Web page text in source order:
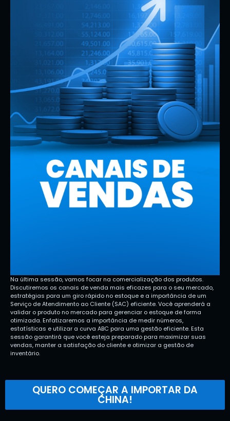
Na última sessão, vamos focar na comercialização dos produtos.
Discutiremos os canais de venda mais eficazes para o seu mercado,
estratégias para um giro rápido no estoque e a importância de um
Serviço de Atendimento ao Cliente (SAC) eficiente. Você aprenderá a
validar o produto no mercado para gerenciar o estoque de forma
otimizada. Enfatizaremos a importância de medir números,
estatísticas e utilizar a curva ABC para uma gestão eficiente. Esta
sessão garantirá que você esteja preparado para maximizar suas
vendas, manter a satisfação do cliente e otimizar a gestão de
inventário.
QUERO COMEÇAR A IMPORTAR DA
CHINA!